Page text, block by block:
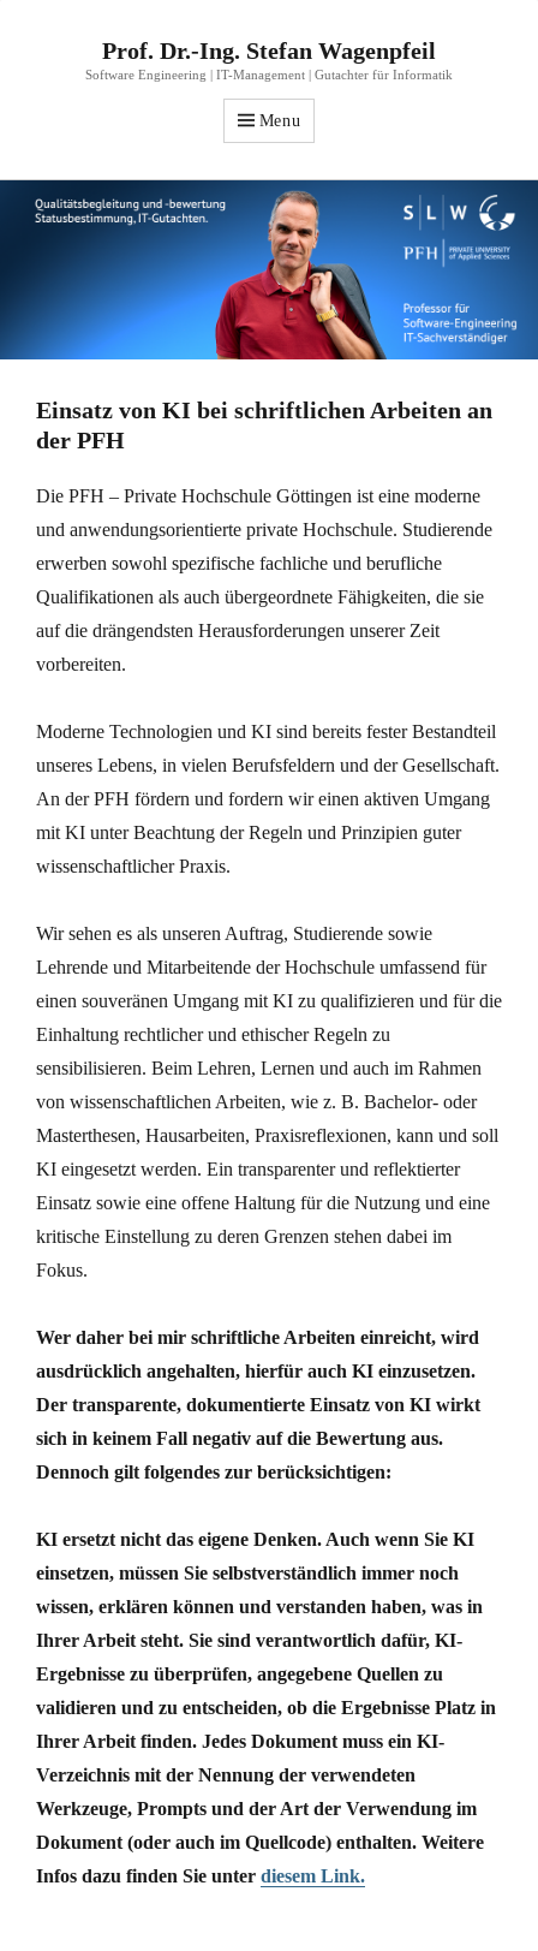
Prof. Dr.-Ing. Stefan Wagenpfeil
Software Engineering | IT-Management | Gutachter für Informatik
Menu
Einsatz von KI bei schriftlichen Arbeiten an
der PFH
Die PFH – Private Hochschule Göttingen ist eine moderne
und anwendungsorientierte private Hochschule. Studierende
erwerben sowohl spezifische fachliche und berufliche
Qualifikationen als auch übergeordnete Fähigkeiten, die sie
auf die drängendsten Herausforderungen unserer Zeit
vorbereiten.
Moderne Technologien und KI sind bereits fester Bestandteil
unseres Lebens, in vielen Berufsfeldern und der Gesellschaft.
An der PFH fördern und fordern wir einen aktiven Umgang
mit KI unter Beachtung der Regeln und Prinzipien guter
wissenschaftlicher Praxis.
Wir sehen es als unseren Auftrag, Studierende sowie
Lehrende und Mitarbeitende der Hochschule umfassend für
einen souveränen Umgang mit KI zu qualifizieren und für die
Einhaltung rechtlicher und ethischer Regeln zu
sensibilisieren. Beim Lehren, Lernen und auch im Rahmen
von wissenschaftlichen Arbeiten, wie z. B. Bachelor- oder
Masterthesen, Hausarbeiten, Praxisreflexionen, kann und soll
KI eingesetzt werden. Ein transparenter und reflektierter
Einsatz sowie eine offene Haltung für die Nutzung und eine
kritische Einstellung zu deren Grenzen stehen dabei im
Fokus.
Wer daher bei mir schriftliche Arbeiten einreicht, wird
ausdrücklich angehalten, hierfür auch KI einzusetzen.
Der transparente, dokumentierte Einsatz von KI wirkt
sich in keinem Fall negativ auf die Bewertung aus.
Dennoch gilt folgendes zur berücksichtigen:
KI ersetzt nicht das eigene Denken. Auch wenn Sie KI
einsetzen, müssen Sie selbstverständlich immer noch
wissen, erklären können und verstanden haben, was in
Ihrer Arbeit steht. Sie sind verantwortlich dafür, KI-
Ergebnisse zu überprüfen, angegebene Quellen zu
validieren und zu entscheiden, ob die Ergebnisse Platz in
Ihrer Arbeit finden. Jedes Dokument muss ein KI-
Verzeichnis mit der Nennung der verwendeten
Werkzeuge, Prompts und der Art der Verwendung im
Dokument (oder auch im Quellcode) enthalten. Weitere
Infos dazu finden Sie unter diesem Link.